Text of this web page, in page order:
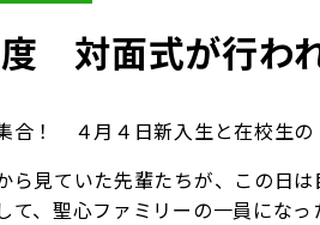
対面式が行わ
合！ ４月４日新入生と在校生の
ら見ていた先輩たちが、この日
て、聖心ファミリーの一員にな